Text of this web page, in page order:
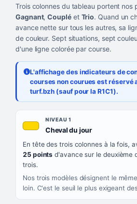
Trois colonnes du tableau portent nos
Gagnant,Coupléet Trio. Quand un
avance nette sur tous les autres, sa
de couleur. Sept situations, sept
d'une ligne colorée par course.
L'affichage des indicateurs de
courses non courues est réservé
turf.bzh (sauf pour la R1C1).
QUAND LA LIGNE PREND CETTE COULEUR
CE QUE CELA VOUS DIT
NIVEAU 1
Cheval du jour, couleur jaune
En tête des trois colonnes à la fois,
25 points d'avance sur le deuxième
trois.
Nos trois modèles désignent le
loin. C'est le seuil le plus exigeant